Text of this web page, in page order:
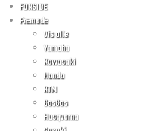
FORSIDE
Premade
Vis alle
Yamaha
Kawasaki
Honda
KTM
GasGas
Husqvarna